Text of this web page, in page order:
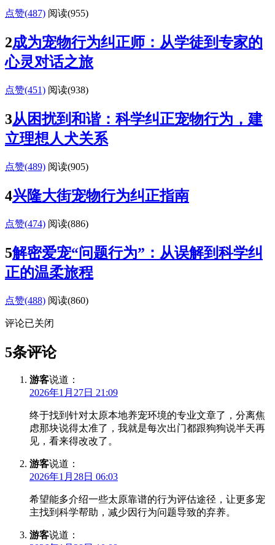
点赞(487) 阅读(955)
2成为宠物行为纠正师：从学徒到专家的
心灵对话之旅
点赞(451) 阅读(938)
3从困扰到和谐：科学纠正宠物行为，建
立理想人犬关系
点赞(489) 阅读(905)
4兴隆大街宠物行为纠正指南
点赞(474) 阅读(886)
5解密爱宠“问题行为”：从误解到科学纠
正的温柔旅程
点赞(488) 阅读(860)
评论已关闭
5条评论
游客说道：
2026年1月27日 21:09
终于找到针对太原本地养宠环境的专业文章了，分离焦
虑那块说得太准了，我就是每次出门都跟狗狗说半天再
见，看来得改改了。
游客说道：
2026年1月28日 06:03
希望能多介绍一些太原靠谱的行为评估途径，让更多宠
主找到科学帮助，减少因行为问题导致的弃养。
游客说道：